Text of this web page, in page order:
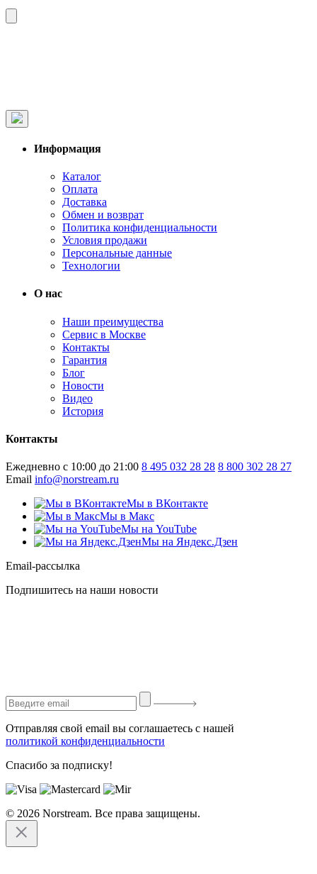
Информация
Каталог
Оплата
Доставка
Обмен и возврат
Политика конфиденциальности
Условия продажи
Персональные данные
Технологии
О нас
Наши преимущества
Сервис в Москве
Контакты
Гарантия
Блог
Новости
Видео
История
Контакты
Ежедневно с 10:00 до 21:00 8 495 032 28 28 8 800 302 28 27
Email info@norstream.ru
Мы в ВКонтакте
Мы в Макс
Мы на YouTube
Мы на Яндекс.Дзен
Email-рассылка
Подпишитесь на наши новости
Отправляя свой email вы соглашаетесь с нашей
политикой конфиденциальности
Спасибо за подписку!
© 2026 Norstream. Все права защищены.